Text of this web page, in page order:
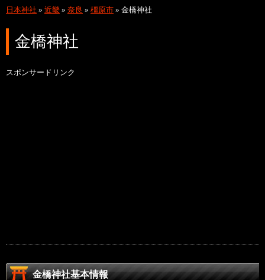
日本神社 » 近畿 » 奈良 » 橿原市 » 金橋神社
金橋神社
スポンサードリンク
金橋神社基本情報